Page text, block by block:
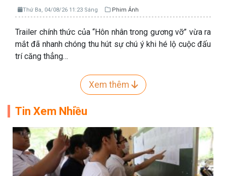
Thứ Ba, 04/08/26 11:23 Sáng Phim Ảnh
Trailer chính thức của “Hôn nhân trong gương vỡ” vừa ra
mắt đã nhanh chóng thu hút sự chú ý khi hé lộ cuộc đấu
trí căng thẳng…
Xem thêm
Tin Xem Nhiều